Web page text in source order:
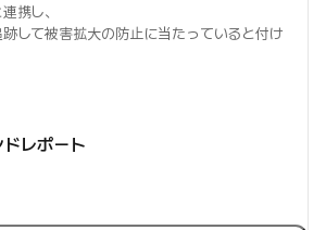
連携し、
して被害拡大の防止に当たっていると付け
レポート